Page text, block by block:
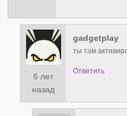
6 лет
назад
gadgetplay
ты там
Ответить